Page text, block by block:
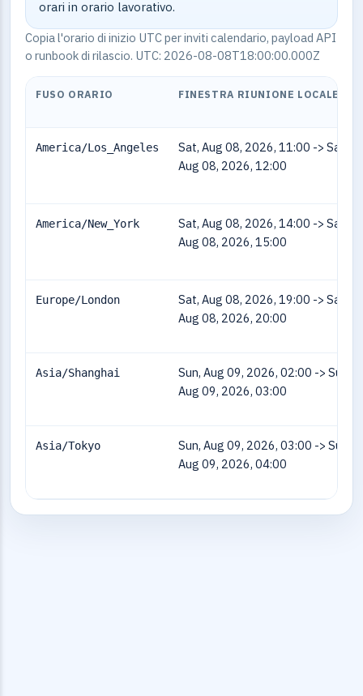
orari in orario lavorativo.
Copia l'orario di inizio UTC per inviti calendario, payload API
o runbook di rilascio. UTC: 2026-08-08T18:00:00.000Z
FUSO ORARIO FINESTRA RIUNIONE LOCALE
America/Los_Angeles
Sat, Aug 08, 2026, 11:00 -> Sat,
Aug 08, 2026, 12:00
America/New_York
Sat, Aug 08, 2026, 14:00 -> Sat,
Aug 08, 2026, 15:00
Europe/London
Sat, Aug 08, 2026, 19:00 -> Sat,
Aug 08, 2026, 20:00
Asia/Shanghai
Sun, Aug 09, 2026, 02:00 -> Sun,
Aug 09, 2026, 03:00
Asia/Tokyo
Sun, Aug 09, 2026, 03:00 -> Sun,
Aug 09, 2026, 04:00